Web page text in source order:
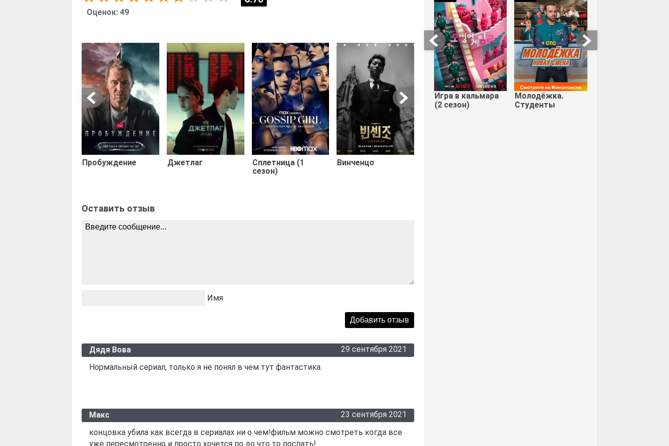
Оценок: 49
Пробуждение Джетлаг
Сплетница (1
сезон)
Винченцо
В ритме жизни
Американские
истории ужасов (1
сезон)
Оставить отзыв
Имя
Дядя Вова
29 сентября 2021
Нормальный сериал, только я не понял в чем тут фантастика.
Макс
23 сентября 2021
концовка убила как всегда в сериалах ни о чем!фильм можно смотреть когда все
уже пересмотренно и просто хочется по до что то поспать!
Игра в кальмара
(2 сезон)
Молодёжка.
Студенты